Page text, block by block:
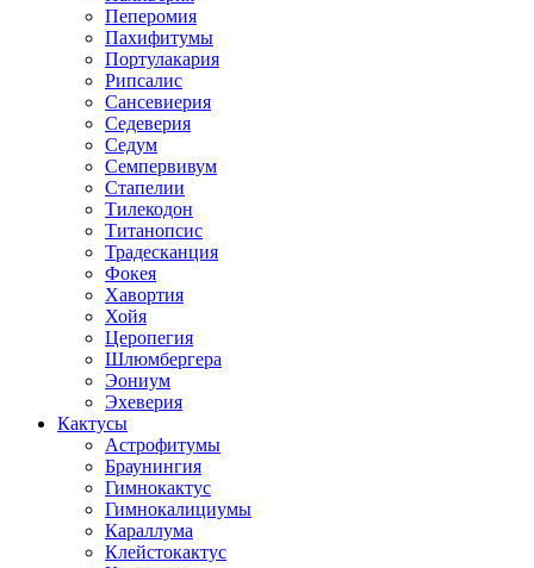
Пеперомия
Пахифитумы
Портулакария
Рипсалис
Сансевиерия
Седеверия
Седум
Семпервивум
Стапелии
Тилекодон
Титанопсис
Традесканция
Фокея
Хавортия
Хойя
Церопегия
Шлюмбергера
Эониум
Эхеверия
Кактусы
Астрофитумы
Браунингия
Гимнокактус
Гимнокалициумы
Караллума
Клейстокактус